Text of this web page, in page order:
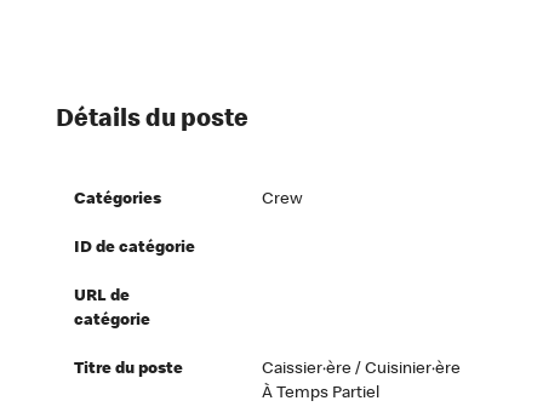
Détails du poste
Catégories Crew
ID de catégorie
URL de
catégorie
Titre du poste
Caissier·ère / Cuisinier·ère
À Temps Partiel